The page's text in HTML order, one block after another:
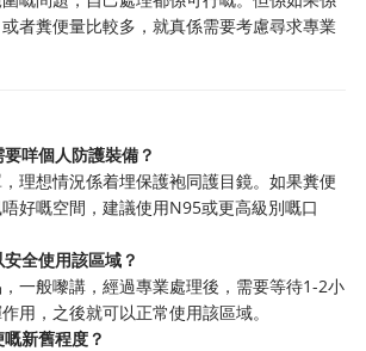
者糞便量比較多，就真係需要考慮尋求專業
咩個人防護裝備？
理想情況係着埋保護袍同護目鏡。如果糞便
好嘅空間，建議使用N95或更高級別嘅口
全使用該區域？
一般嚟講，經過專業處理後，需要等待1-2小
用，之後就可以正常使用該區域。
新舊程度？